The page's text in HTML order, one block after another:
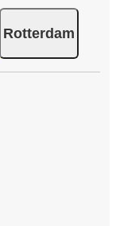
Rotterdam